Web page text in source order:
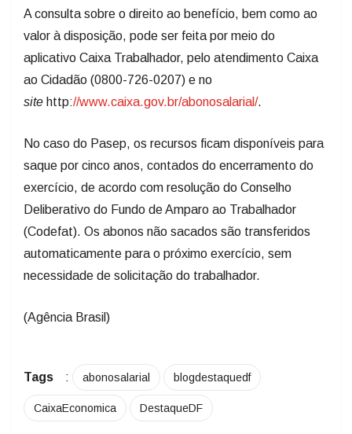
A consulta sobre o direito ao benefício, bem como ao
valor à disposição, pode ser feita por meio do
aplicativo Caixa Trabalhador, pelo atendimento Caixa
ao Cidadão (0800-726-0207) e no
site http://www.caixa.gov.br/abonosalarial/.
No caso do Pasep, os recursos ficam disponíveis para
saque por cinco anos, contados do encerramento do
exercício, de acordo com resolução do Conselho
Deliberativo do Fundo de Amparo ao Trabalhador
(Codefat). Os abonos não sacados são transferidos
automaticamente para o próximo exercício, sem
necessidade de solicitação do trabalhador.
(Agência Brasil)
Tags : abonosalarial blogdestaquedf
CaixaEconomica DestaqueDF